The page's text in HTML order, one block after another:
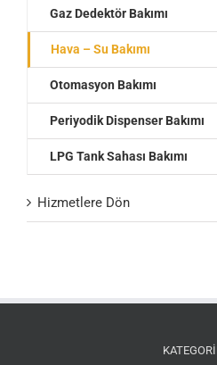
Gaz Dedektör Bakımı
Hava – Su Bakımı
Otomasyon Bakımı
Periyodik Dispenser Bakımı
LPG Tank Sahası Bakımı
Hizmetlere Dön